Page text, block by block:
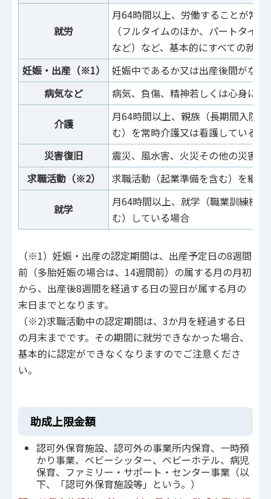
就労
月64時間以上、労働することが常
（フルタイムのほか、パートタイ
など）など、基本的にすべての就労
妊娠・出産（※1）
妊娠中であるか又は出産後間がない
病気など
病気、負傷、精神若しくは心身に障
介護
月64時間以上、親族（長期間入院
む）を常時介護又は看護している場
災害復旧
震災、風水害、火災その他の災害
求職活動（※2）
求職活動（起業準備を含む）を継続
就学
月64時間以上、就学（職業訓練校
む）している場合
（※1）妊娠・出産の認定期間は、出産予定日の8週間
前（多胎妊娠の場合は、14週間前）の属する月の月初
から、出産後8週間を経過する日の翌日が属する月の
末日までとなります。
（※2)求職活動中の認定期間は、3か月を経過する日
の月末までです。その期間に就労できなかった場合、
基本的に認定ができなくなりますのでご注意くださ
い。
助成上限金額
認可外保育施設、認可外の事業所内保育、一時預
かり事業、ベビーシッター、ベビーホテル、病児
保育、ファミリー・サポート・センター事業（以
下、「認可外保育施設等」という。）